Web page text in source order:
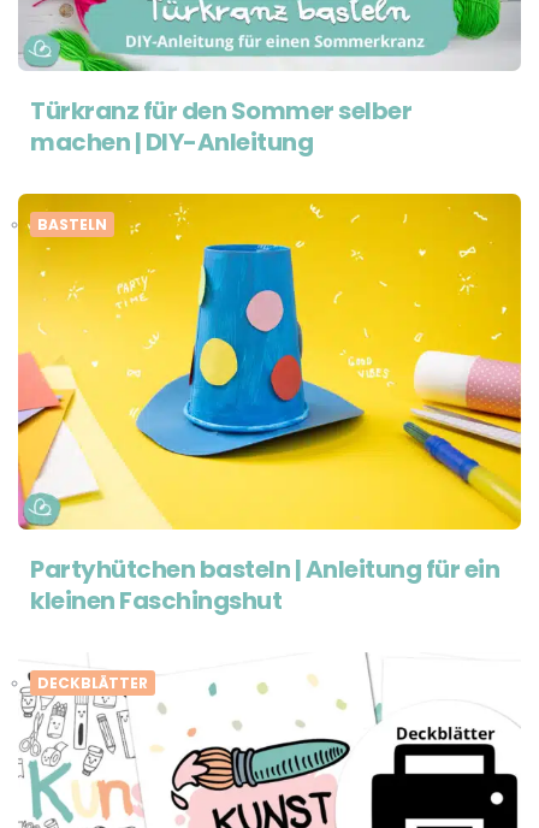
Türkranz für den Sommer selber
machen | DIY-Anleitung
BASTELN
Partyhütchen basteln | Anleitung für ein
kleinen Faschingshut
DECKBLÄTTER